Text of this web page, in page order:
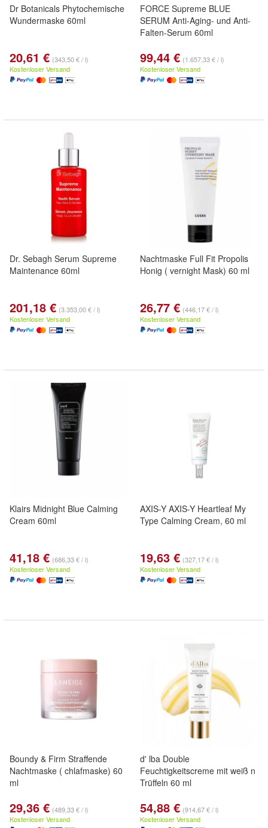
Dr Botanicals Phytochemische
Wundermaske 60ml
20,61 € (343,50 € / l)
Kostenloser Versand
FORCE Supreme BLUE
SERUM Anti-Aging- und Anti-
Falten-Serum 60ml
99,44 € (1.657,33 € / l)
Kostenloser Versand
Dr. Sebagh Serum Supreme
Maintenance 60ml
201,18 € (3.353,00 € / l)
Kostenloser Versand
Nachtmaske Full Fit Propolis
Honig ( vernight Mask) 60 ml
26,77 € (446,17 € / l)
Kostenloser Versand
Klairs Midnight Blue Calming
Cream 60ml
41,18 € (686,33 € / l)
Kostenloser Versand
AXIS-Y AXIS-Y Heartleaf My
Type Calming Cream, 60 ml
19,63 € (327,17 € / l)
Kostenloser Versand
Boundy & Firm Straffende
Nachtmaske ( chlafmaske) 60
ml
29,36 € (489,33 € / l)
Kostenloser Versand
d' lba Double
Feuchtigkeitscreme mit weiß n
Trüffeln 60 ml
54,88 € (914,67 € / l)
Kostenloser Versand